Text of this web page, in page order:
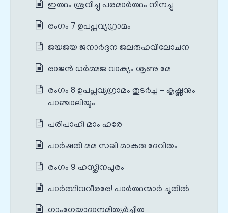
ഇത്ഥം ശ്രവിച്ചു പരമാര്‍ത്ഥം നിനച്ചു
രംഗം 7 ഉപപ്ലവ്യഗ്രാമം
ജയജയ ജനാര്‍ദ്ദന ജലരുഹവിലോചന
രാജന്‍ ധര്‍മ്മജ വാക്യം ശൃണു മേ
രംഗം 8 ഉപപ്ലവ്യഗ്രാമം തുടർച്ച - കൃഷ്ണനും
പാഞ്ചാലിയും
പരിപാഹി മാം ഹരേ
പാര്‍ഷതി മമ സഖി മാകുരു ദേവിതം
രംഗം 9 ഹസ്തിനപുരം
പാര്‍ത്ഥിവവീരരേ! പാര്‍ത്ഥന്മാര്‍ ചൂതില്‍
ഗാംഗേയാദാനമിത്യര്‍ച്ചിത